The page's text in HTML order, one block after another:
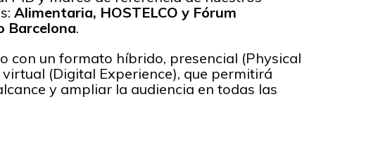
Alimentaria, HOSTELCO y Fórum
Barcelona.
con un formato híbrido, presencial (Physical
virtual (Digital Experience), que permitirá
y ampliar la audiencia en todas las